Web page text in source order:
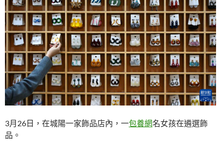
3月26日，在城陽一家飾品店內，一包養網名女孩在遴選飾
品。